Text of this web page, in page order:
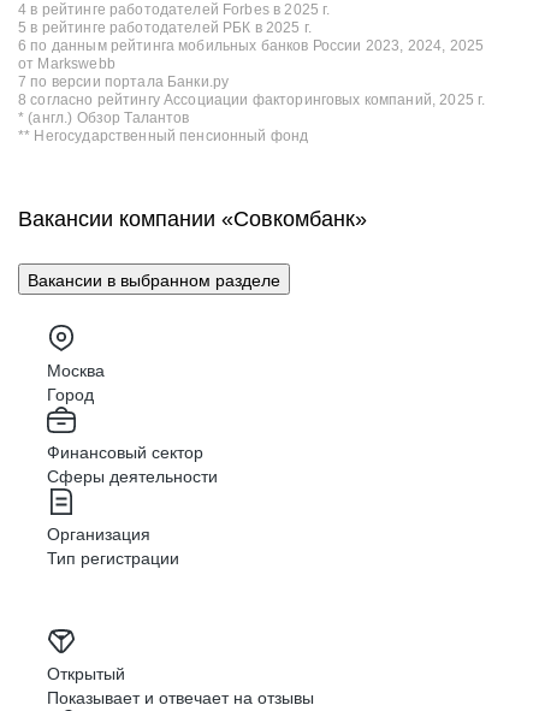
4 в рейтинге работодателей Forbes в 2025 г.
5 в рейтинге работодателей РБК в 2025 г.
6 по данным рейтинга мобильных банков России 2023, 2024, 2025
от Markswebb
7 по версии портала Банки.ру
8 согласно рейтингу Ассоциации факторинговых компаний, 2025 г.
* (англ.) Обзор Талантов
** Негосударственный пенсионный фонд
Вакансии компании «Совкомбанк»
Вакансии в выбранном разделе
Москва
Город
Финансовый сектор
Сферы деятельности
Организация
Тип регистрации
Открытый
Показывает и отвечает на отзывы